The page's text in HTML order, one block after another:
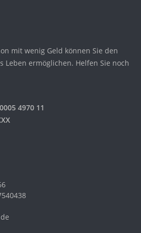
mit wenig Geld können Sie den
Leben ermöglichen. Helfen Sie noch
4970 11